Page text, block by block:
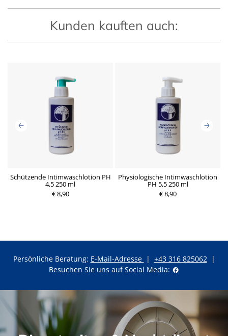
Kunden kauften auch:
Schützende Intimwaschlotion PH
4,5 250 ml
€ 8,90
Physiologische Intimwaschlotion
PH 5,5 250 ml
€ 8,90
Persönliche Beratung: E-Mail-Adresse | +43 316 825062|
Besuchen Sie uns auf Social Media: